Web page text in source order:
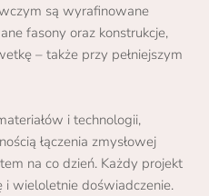
są wyrafinowane
fasony oraz konstrukcje,
– także przy pełniejszym
i technologii,
łączenia zmysłowej
na co dzień. Każdy projekt
i wieloletnie doświadczenie.